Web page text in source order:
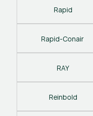
Rapid
Rapid-Conair
RAY
Reinbold